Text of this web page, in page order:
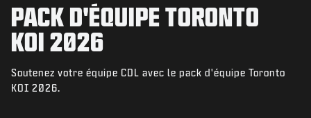
JEUX
ACTUS
PACK D'ÉQUIPE TORONTO
KOI 2026
Soutenez votre équipe CDL avec le pack d'équipe Toronto
KOI 2026.